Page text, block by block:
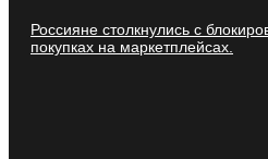
Россияне столкнулись с
покупках на маркетплейсах.